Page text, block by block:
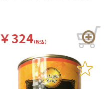
￥324(税込)